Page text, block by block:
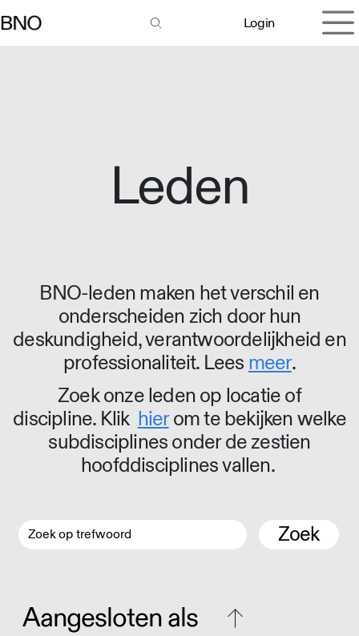
Login
Leden
BNO-leden maken het verschil en
onderscheiden zich door hun
deskundigheid, verantwoordelijkheid en
professionaliteit. Lees meer.
Zoek onze leden op locatie of
discipline. Klik hierom te bekijken welke
subdisciplines onder de zestien
hoofddisciplines vallen.
Zoek
Aangesloten als